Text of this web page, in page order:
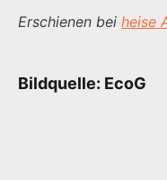
Erschienen bei heise
Bildquelle: EcoG